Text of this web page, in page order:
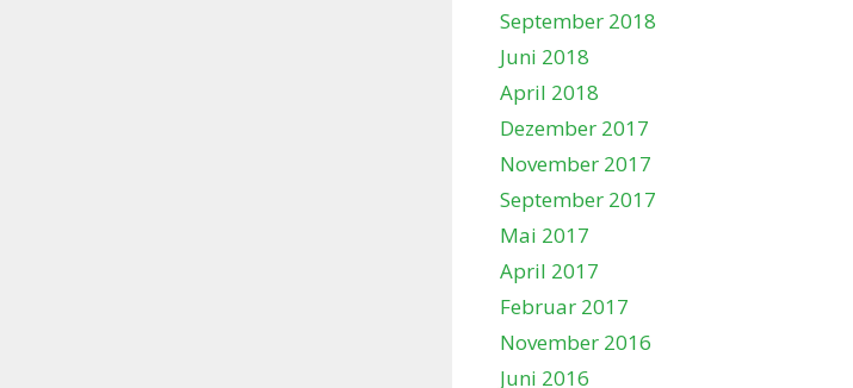
September 2018
Juni 2018
April 2018
Dezember 2017
November 2017
September 2017
Mai 2017
April 2017
Februar 2017
November 2016
Juni 2016